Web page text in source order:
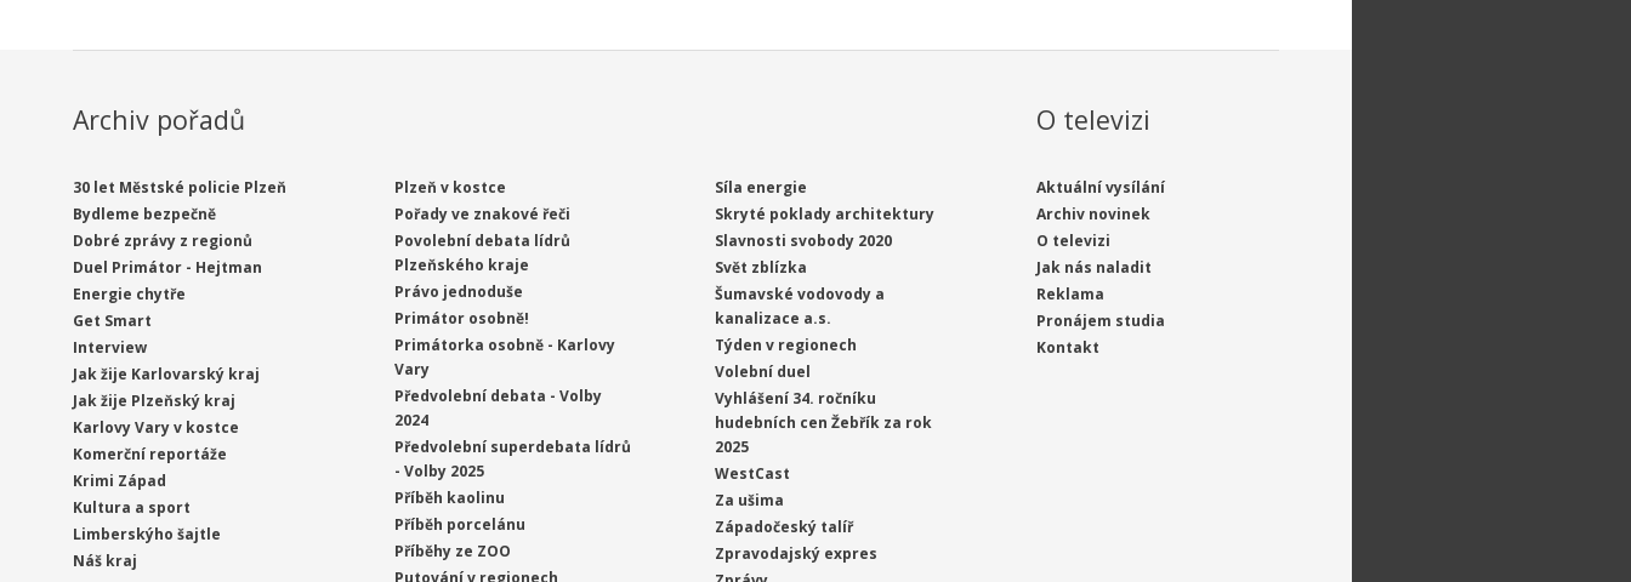
Archiv pořadů
30 let Městské policie Plzeň
Bydleme bezpečně
Dobré zprávy z regionů
Duel Primátor - Hejtman
Energie chytře
Get Smart
Interview
Jak žije Karlovarský kraj
Jak žije Plzeňský kraj
Karlovy Vary v kostce
Komerční reportáže
Krimi Západ
Kultura a sport
Limberskýho šajtle
Náš kraj
Plzeň v kostce
Pořady ve znakové řeči
Povolební debata lídrů
Plzeňského kraje
Právo jednoduše
Primátor osobně!
Primátorka osobně - Karlovy
Vary
Předvolební debata - Volby
2024
Předvolební superdebata lídrů
- Volby 2025
Příběh kaolinu
Příběh porcelánu
Příběhy ze ZOO
Síla energie
Skryté poklady architektury
Slavnosti svobody 2020
Svět zblízka
Šumavské vodovody a
kanalizace a.s.
Týden v regionech
Volební duel
Vyhlášení 34. ročníku
hudebních cen Žebřík za rok
2025
WestCast
Za ušima
Západočeský talíř
Zpravodajský expres
O televizi
Aktuální vysílání
Archiv novinek
O televizi
Jak nás naladit
Reklama
Pronájem studia
Kontakt